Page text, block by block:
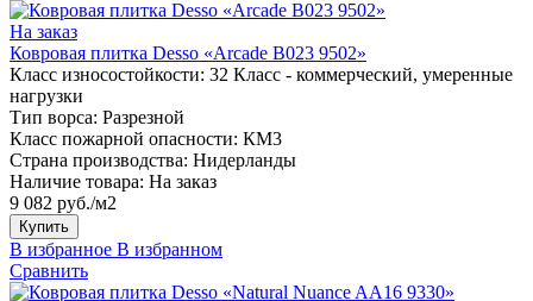
На заказ
Ковровая плитка Desso «Arcade B023 9502»
Класс износостойкости: 32 Класс - коммерческий, умеренные
нагрузки
Тип ворса: Разрезной
Класс пожарной опасности: КМ3
Страна производства: Нидерланды
Наличие товара: На заказ
9 082 руб./м2
Купить
В избранное В избранном
Сравнить